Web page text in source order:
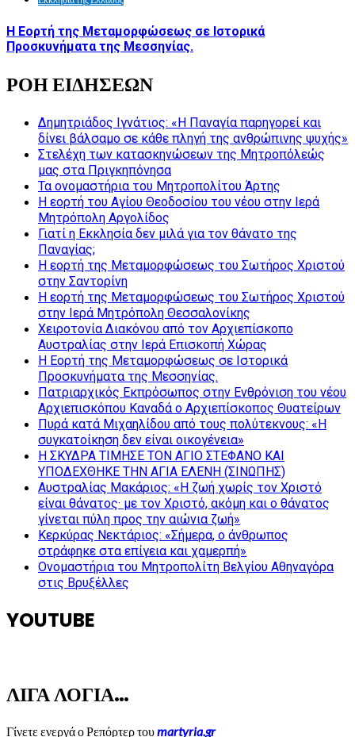
Η Εορτή της Μεταμορφώσεως σε Ιστορικά
Προσκυνήματα της Μεσσηνίας.
ΡΟΗ ΕΙΔΗΣΕΩΝ
Δημητριάδος Ιγνάτιος: «Η Παναγία παρηγορεί και
δίνει βάλσαμο σε κάθε πληγή της ανθρώπινης ψυχής»
Στελέχη των κατασκηνώσεων της Μητροπόλεώς
μας στα Πριγκηπόνησα
Τα ονομαστήρια του Μητροπολίτου Άρτης
Η εορτή του Αγίου Θεοδοσίου του νέου στην Ιερά
Μητρόπολη Αργολίδος
Γιατί η Εκκλησία δεν μιλά για τον θάνατο της
Παναγίας;
Η εορτή της Μεταμορφώσεως του Σωτήρος Χριστού
στην Σαντορίνη
Η εορτή της Μεταμορφώσεως του Σωτήρος Χριστού
στην Ιερά Μητρόπολη Θεσσαλονίκης
Χειροτονία Διακόνου από τον Αρχιεπίσκοπο
Αυστραλίας στην Ιερά Επισκοπή Χώρας
Η Εορτή της Μεταμορφώσεως σε Ιστορικά
Προσκυνήματα της Μεσσηνίας.
Πατριαρχικός Εκπρόσωπος στην Ενθρόνιση του νέου
Αρχιεπισκόπου Καναδά ο Αρχιεπίσκοπος Θυατείρων
Πυρά κατά Μιχαηλίδου από τους πολύτεκνους: «Η
συγκατοίκηση δεν είναι οικογένεια»
Η ΣΚΥΔΡΑ ΤΙΜΗΣΕ ΤΟΝ ΑΓΙΟ ΣΤΕΦΑΝΟ ΚΑΙ
ΥΠΟΔΕΧΘΗΚΕ ΤΗΝ ΑΓΙΑ ΕΛΕΝΗ (ΣΙΝΩΠΗΣ)
Αυστραλίας Μακάριος: «Η ζωή χωρίς τον Χριστό
είναι θάνατος· με τον Χριστό, ακόμη και ο θάνατος
γίνεται πύλη προς την αιώνια ζωή»
Κερκύρας Νεκτάριος: «Σήμερα, ο άνθρωπος
στράφηκε στα επίγεια και χαμερπή»
Ονομαστήρια του Μητροπολίτη Βελγίου Αθηναγόρα
στις Βρυξέλλες
YOUTUBE
ΛΙΓΑ ΛΟΓΙΑ…
Γίνετε ενεργά ο Ρεπόρτερ τουmartyria.gr